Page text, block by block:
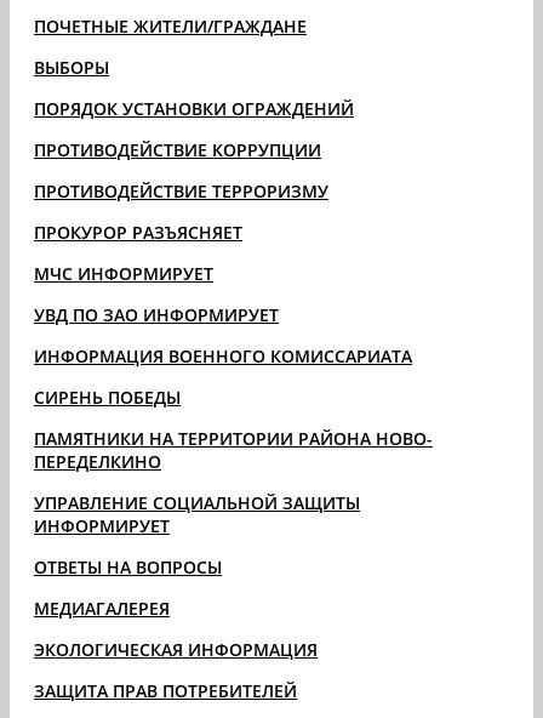
ПОЧЕТНЫЕ ЖИТЕЛИ/ГРАЖДАНЕ
ВЫБОРЫ
ПОРЯДОК УСТАНОВКИ ОГРАЖДЕНИЙ
ПРОТИВОДЕЙСТВИЕ КОРРУПЦИИ
ПРОТИВОДЕЙСТВИЕ ТЕРРОРИЗМУ
ПРОКУРОР РАЗЪЯСНЯЕТ
МЧС ИНФОРМИРУЕТ
УВД ПО ЗАО ИНФОРМИРУЕТ
ИНФОРМАЦИЯ ВОЕННОГО КОМИССАРИАТА
СИРЕНЬ ПОБЕДЫ
ПАМЯТНИКИ НА ТЕРРИТОРИИ РАЙОНА НОВО-
ПЕРЕДЕЛКИНО
УПРАВЛЕНИЕ СОЦИАЛЬНОЙ ЗАЩИТЫ
ИНФОРМИРУЕТ
ОТВЕТЫ НА ВОПРОСЫ
МЕДИАГАЛЕРЕЯ
ЭКОЛОГИЧЕСКАЯ ИНФОРМАЦИЯ
ЗАЩИТА ПРАВ ПОТРЕБИТЕЛЕЙ